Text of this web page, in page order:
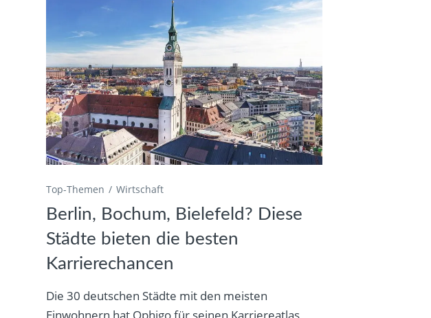
Top-Themen Wirtschaft
Berlin, Bochum, Bielefeld? Diese
Städte bieten die besten
Karrierechancen
Die 30 deutschen Städte mit den meisten